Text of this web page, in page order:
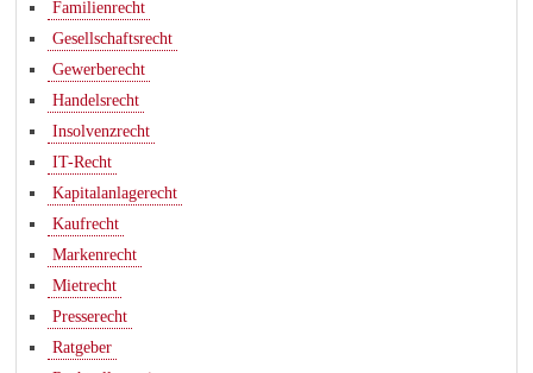
Familienrecht
Gesellschaftsrecht
Gewerberecht
Handelsrecht
Insolvenzrecht
IT-Recht
Kapitalanlagerecht
Kaufrecht
Markenrecht
Mietrecht
Presserecht
Ratgeber